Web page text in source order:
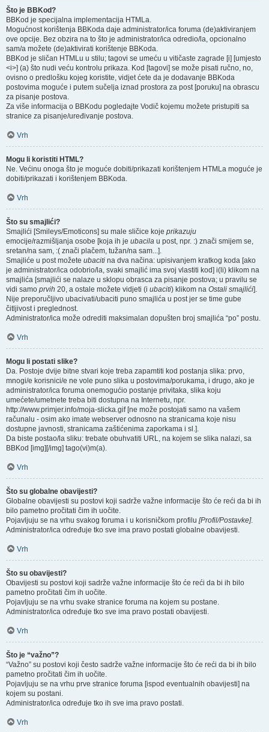
Što je BBKod?
BBKod je specijalna implementacija HTMLa.
Mogućnost korištenja BBKoda daje administrator/ica foruma (de)aktiviranjem
ove opcije. Bez obzira na to što je administrator/ica odredio/la, opcionalno
sam/a možete (de)aktivirati korištenje BBKoda.
BBKod je sličan HTMLu u stilu; tagovi se umeću u vitičaste zagrade [i] [umjesto
<i>] (a) što nudi veću kontrolu prikaza. Kod [tagovi] se može pisati ručno, no,
ovisno o predlošku kojeg koristite, vidjet ćete da je dodavanje BBKoda
postovima moguće i putem sučelja iznad prostora za post [poruku] na obrascu
za pisanje postova.
Za više informacija o BBKodu pogledajte Vodič kojemu možete pristupiti sa
stranice za pisanje/uređivanje postova.
Vrh
Mogu li koristiti HTML?
Ne. Većinu onoga što je moguće dobiti/prikazati korištenjem HTMLa moguće je
dobiti/prikazati i korištenjem BBKoda.
Vrh
Što su smajlići?
Smajlići [Smileys/Emoticons] su male sličice koje prikazuju
emocije/razmišljanja osobe [koja ih je ubacila u post, npr. :) znači smijem se,
sretan/na sam, :( znači plačem, tužan/na sam...].
Smajliće u post možete ubaciti na dva načina: upisivanjem kratkog koda [ako
je administrator/ica odobrio/la, svaki smajlić ima svoj vlastiti kod] i(li) klikom na
smajlića [smajlići se nalaze u sklopu obrasca za pisanje postova; u pravilu se
vidi samo prvih 20, a ostale možete vidjeti (i ubaciti) klikom na Ostali smajlići].
Nije preporučljivo ubacivati/ubaciti puno smajlića u post jer se time gube
čitljivost i preglednost.
Administrator/ica može odrediti maksimalan dopušten broj smajlića “po” postu.
Vrh
Mogu li postati slike?
Da. Postoje dvije bitne stvari koje treba zapamtiti kod postanja slika: prvo,
mnogi/e korisnici/e ne vole puno slika u postovima/porukama, i drugo, ako je
administrator/ica foruma onemogućio postanje privitaka, slika koju
umećete/umetnete treba biti dostupna na Internetu, npr.
http://www.primjer.info/moja-slicka.gif [ne može postojati samo na vašem
računalu - osim ako imate webserver odnosno na stranicama koje nisu
dostupne javnosti, stranicama zaštićenima zaporkama i sl.].
Da biste postao/la sliku: trebate obuhvatiti URL, na kojem se slika nalazi, sa
BBKod [img][/img] tago(vi)m(a).
Vrh
Što su globalne obavijesti?
Globalne obavijesti su postovi koji sadrže važne informacije što će reći da bi ih
bilo pametno pročitati čim ih uočite.
Pojavljuju se na vrhu svakog foruma i u korisničkom profilu [Profil/Postavke].
Administrator/ica određuje tko sve ima pravo postati globalne obavijesti.
Vrh
Što su obavijesti?
Obavijesti su postovi koji sadrže važne informacije što će reći da bi ih bilo
pametno pročitati čim ih uočite.
Pojavljuju se na vrhu svake stranice foruma na kojem su postane.
Administrator/ica određuje tko sve ima pravo postati obavijesti.
Vrh
Što je “važno”?
“Važno” su postovi koji često sadrže važne informacije što će reći da bi ih bilo
pametno pročitati čim ih uočite.
Pojavljuju se na vrhu prve stranice foruma [ispod eventualnih obavijesti] na
kojem su postani.
Administrator/ica određuje tko ih sve ima pravo postati.
Vrh